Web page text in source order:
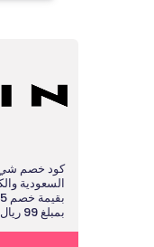
كود خصم شي
السعودية
بمبلغ 99 ريال